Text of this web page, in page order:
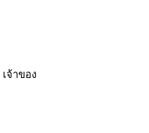
เจ้าของ